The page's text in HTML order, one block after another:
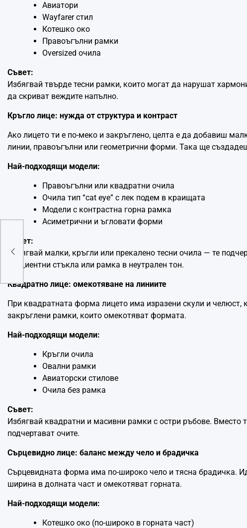
Авиатори
Wayfarer стил
Котешко око
Правоъгълни рамки
Oversized очила
Съвет:
Избягвай твърде тесни рамки, които могат да нарушат
да скриват веждите напълно.
Кръгло лице: нужда от структура и контраст
Ако лицето ти е по-меко и закръглено, целта е да добавиш
линии, правоъгълни или геометрични форми. Така ще
Най-подходящи модели:
Правоъгълни или квадратни очила
Очилa тип “cat eye” с лек подем в краищата
Модели с контрастна горна рамка
Асиметрични и ъгловати форми
Съвет:
Избягвай малки, кръгли или прекалено тесни очила — те
градиентни стъкла или рамка в неутрален тон.
Квадратно лице: омекотяване на линиите
При квадратната форма лицето има изразени скули и челюст,
закръглени рамки, които омекотяват формата.
Най-подходящи модели:
Кръгли очила
Овални рамки
Авиаторски стилове
Очилa без рамка
Съвет:
Избягвай квадратни и масивни рамки с остри ръбове. Вместо
подчертават очите.
Сърцевидно лице: баланс между чело и брадичка
Сърцевидната форма има по-широко чело и тясна брадичка.
ширина в долната част и омекотяват горната.
Най-подходящи модели:
Котешко око (по-широко в горната част)